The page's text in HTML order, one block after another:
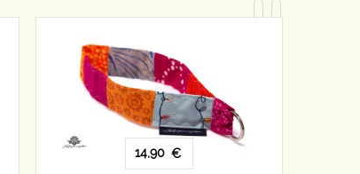
14,90 €